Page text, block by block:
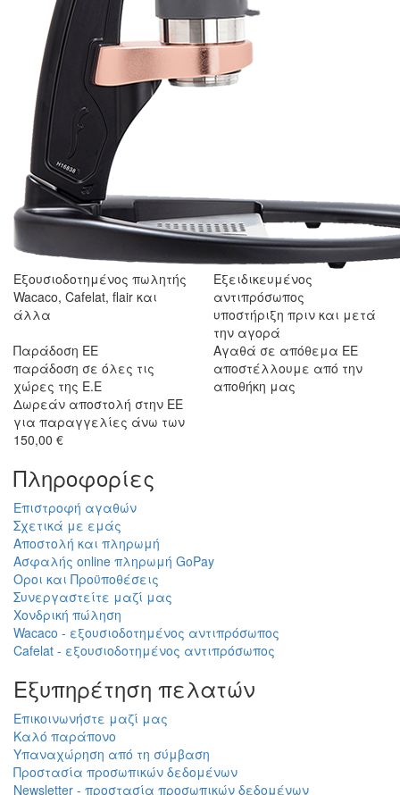
Εξουσιοδοτημένος πωλητής
Wacaco, Cafelat, flair και
άλλα
Εξειδικευμένος
αντιπρόσωπος
υποστήριξη πριν και μετά
την αγορά
Παράδοση ΕΕ
παράδοση σε όλες τις
χώρες της Ε.Ε
Αγαθά σε απόθεμα ΕΕ
αποστέλλουμε από την
αποθήκη μας
Δωρεάν αποστολή στην ΕΕ
για παραγγελίες άνω των
150,00 €
Πληροφορίες
Επιστροφή αγαθών
Σχετικά με εμάς
Αποστολή και πληρωμή
Ασφαλής online πληρωμή GoPay
Οροι και Προϋποθέσεις
Συνεργαστείτε μαζί μας
Χονδρική πώληση
Wacaco - εξουσιοδοτημένος αντιπρόσωπος
Cafelat - εξουσιοδοτημένος αντιπρόσωπος
Εξυπηρέτηση πελατών
Επικοινωνήστε μαζί μας
Καλό παράπονο
Υπαναχώρηση από τη σύμβαση
Προστασία προσωπικών δεδομένων
Newsletter - προστασία προσωπικών δεδομένων